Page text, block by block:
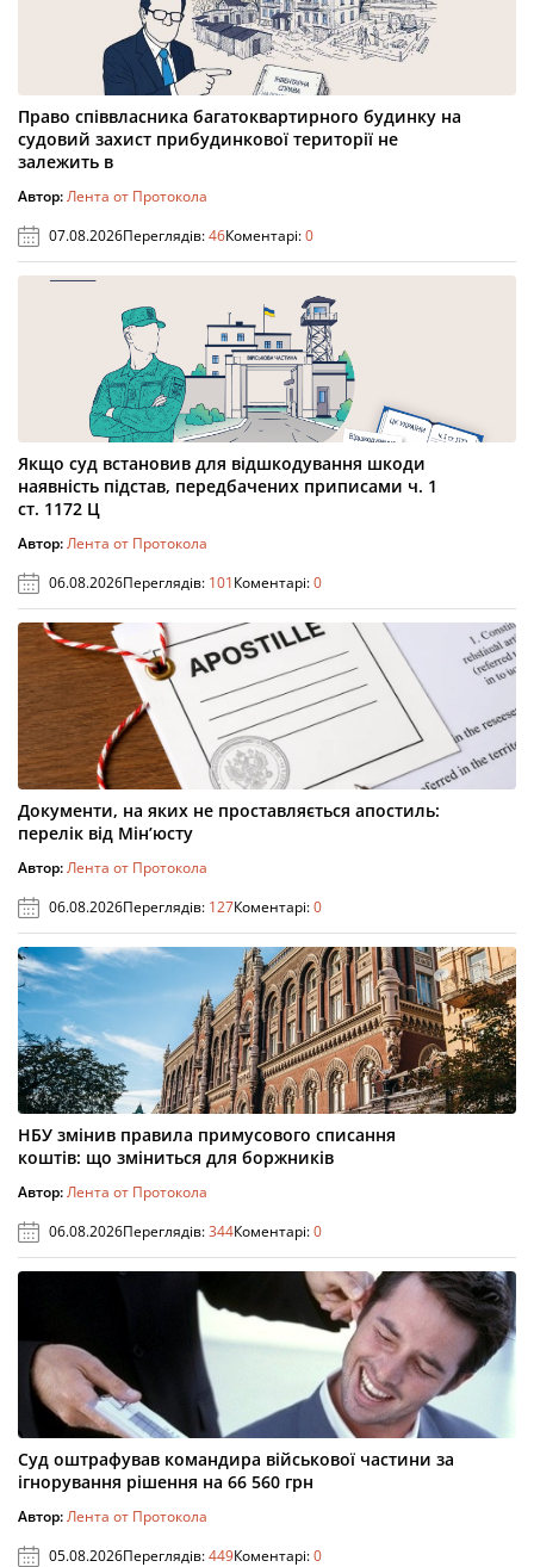
Право співвласника багатоквартирного будинку на
судовий захист прибудинкової території не
залежить в
Автор:Лента от Протокола
07.08.2026Переглядів:46Коментарі:0
Якщо суд встановив для відшкодування шкоди
наявність підстав, передбачених приписами ч. 1
ст. 1172 Ц
Автор:Лента от Протокола
06.08.2026Переглядів: 101Коментарі:0
Документи, на яких не проставляється апостиль:
перелік від Мін’юсту
Автор:Лента от Протокола
06.08.2026Переглядів: 127Коментарі:0
НБУ змінив правила примусового списання
коштів: що зміниться для боржників
Автор:Лента от Протокола
06.08.2026Переглядів:344Коментарі:0
Суд оштрафував командира військової частини за
ігнорування рішення на 66 560 грн
Автор:Лента от Протокола
05.08.2026Переглядів:449Коментарі:0